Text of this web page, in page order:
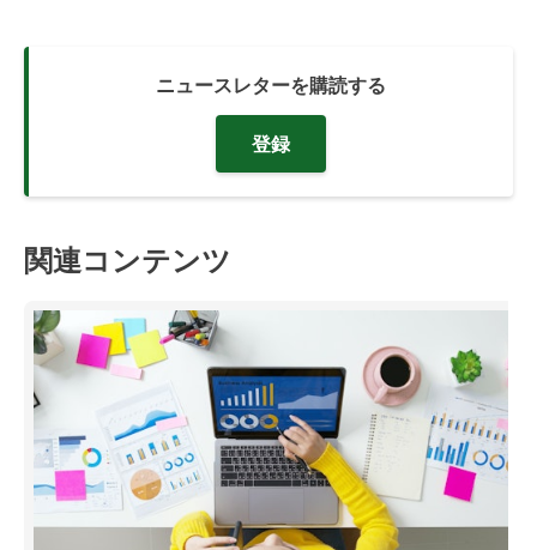
ニュースレターを購読する
登録
関連コンテンツ